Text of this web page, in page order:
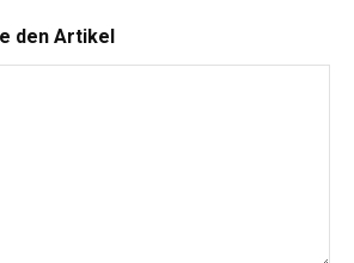
den Artikel